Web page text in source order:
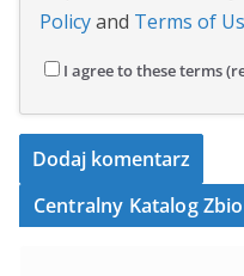
Policyand Terms of
I agree to these terms
Centralny Katalog